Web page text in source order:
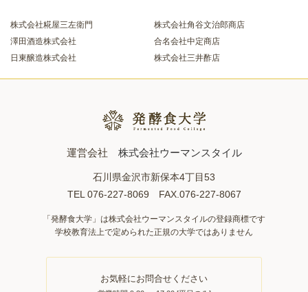
株式会社糀屋三左衛門
株式会社角谷文治郎商店
澤田酒造株式会社
合名会社中定商店
日東醸造株式会社
株式会社三井酢店
運営会社 株式会社ウーマンスタイル
石川県金沢市新保本4丁目53
TEL 076-227-8069 FAX.076-227-8067
「発酵食大学」は株式会社ウーマンスタイルの登録商標です
学校教育法上で定められた正規の大学ではありません
お気軽にお問合せください